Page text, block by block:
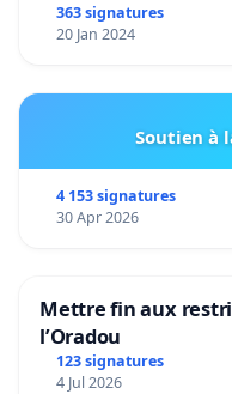
363 signatures
20 Jan 2024
Soutien à
4 153 signatures
30 Apr 2026
Mettre fin aux
l’Oradou
123 signatures
4 Jul 2026